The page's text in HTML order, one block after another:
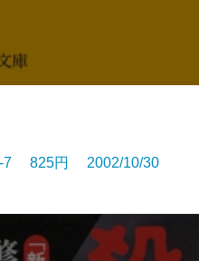
7 825円 2002/10/30